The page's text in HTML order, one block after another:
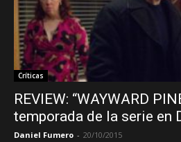
Críticas
REVIEW: “WAYWARD
temporada de la serie en
Daniel Fumero - 20/10/2015